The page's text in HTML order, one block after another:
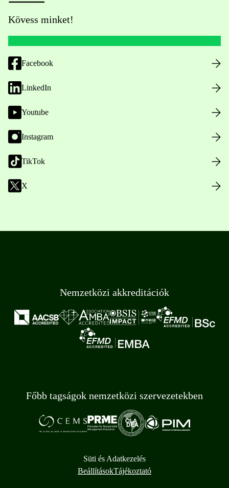
Kövess minket!
Facebook
LinkedIn
Youtube
Instagram
TikTok
X
Nemzetközi akkreditációk
Főbb tagságok nemzetközi szervezetekben
Süti és Adatkezelés
BeállításokTájékoztató